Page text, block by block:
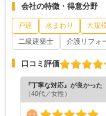
会社の特徴・得意分野
戸建 水まわり 大規
二級建築士
介護リフォ
口コミ評価
『丁寧な対応』が良かった
（40代／女性）